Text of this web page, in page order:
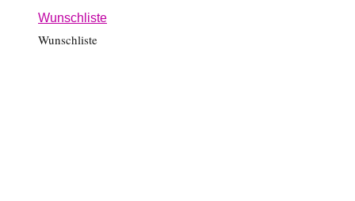
Wunschliste
Wunschliste